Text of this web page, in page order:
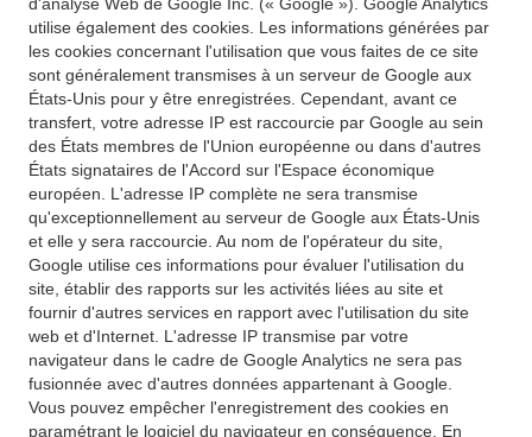
utilise également des cookies. Les informations générées par
les cookies concernant l'utilisation que vous faites de ce site
sont généralement transmises à un serveur de Google aux
États-Unis pour y être enregistrées. Cependant, avant ce
transfert, votre adresse IP est raccourcie par Google au sein
des États membres de l'Union européenne ou dans d'autres
États signataires de l'Accord sur l'Espace économique
européen. L'adresse IP complète ne sera transmise
qu'exceptionnellement au serveur de Google aux États-Unis
et elle y sera raccourcie. Au nom de l'opérateur du site,
Google utilise ces informations pour évaluer l'utilisation du
site, établir des rapports sur les activités liées au site et
fournir d'autres services en rapport avec l'utilisation du site
web et d'Internet. L'adresse IP transmise par votre
navigateur dans le cadre de Google Analytics ne sera pas
fusionnée avec d'autres données appartenant à Google.
Vous pouvez empêcher l'enregistrement des cookies en
paramétrant le logiciel du navigateur en conséquence. En